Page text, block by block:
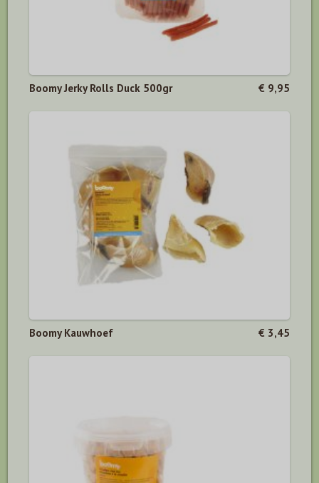
Boomy Jerky Rolls Duck 500gr € 9,95
Boomy Kauwhoef € 3,45